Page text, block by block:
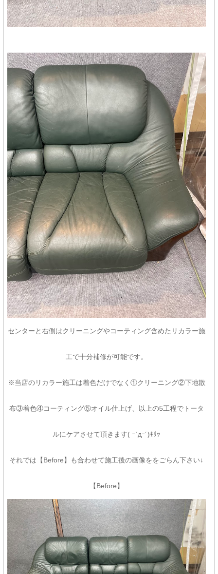
センターと右側はクリーニングやコーティング含めたリカラー施
工で十分補修が可能です。
※当店のリカラー施工は着色だけでなく①クリーニング②下地散
布③着色④コーティング⑤オイル仕上げ、以上の5工程でトータ
ルにケアさせて頂きます( ｰ`дｰ´)ｷﾘｯ
それでは【Before】も合わせて施工後の画像ををごらん下さい↓
【Before】